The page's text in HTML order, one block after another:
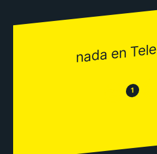
nada en
😒 1 😂